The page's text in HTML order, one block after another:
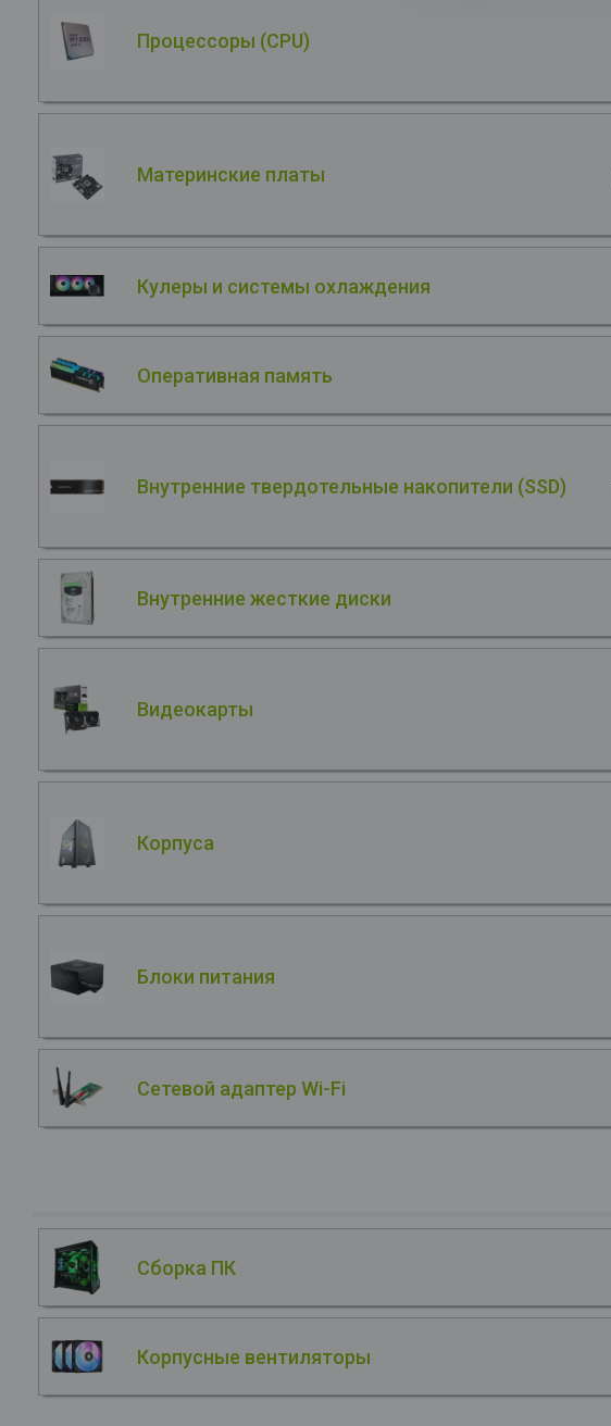
Процессоры (CPU)
Материнские платы
Кулеры и системы охлаждения
Оперативная память
Внутренние твердотельные накопители (SSD)
Внутренние жесткие диски
Видеокарты
Корпуса
Блоки питания
Сетевой адаптер Wi-Fi
Сборка ПК
Корпусные вентиляторы